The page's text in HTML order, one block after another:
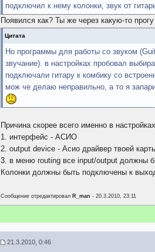
подключил к нему колонки, звук от
Появился как? Ты же через какую-то
Цитата
Но программы для работы со звуком
звучание). в настройках пробовал
подключали гитару к комбику со
мож че делаю неправильно, а то я
Причина скорее всего именно в
1. интерфейс - АСИО
2. output device - Асио драйвер твоей
3. в меню routing все input/output должны
Колонки должны быть подключены к
Сообщение отредактировал R_man - 20.3.2010, 23:11
21.3.2010, 0:46